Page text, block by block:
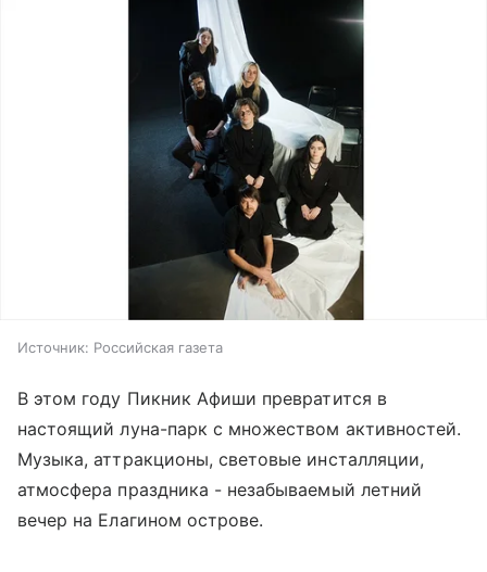
Источник: Российская газета
В этом году Пикник Афиши превратится в
настоящий луна-парк с множеством активностей.
Музыка, аттракционы, световые инсталляции,
атмосфера праздника - незабываемый летний
вечер на Елагином острове.